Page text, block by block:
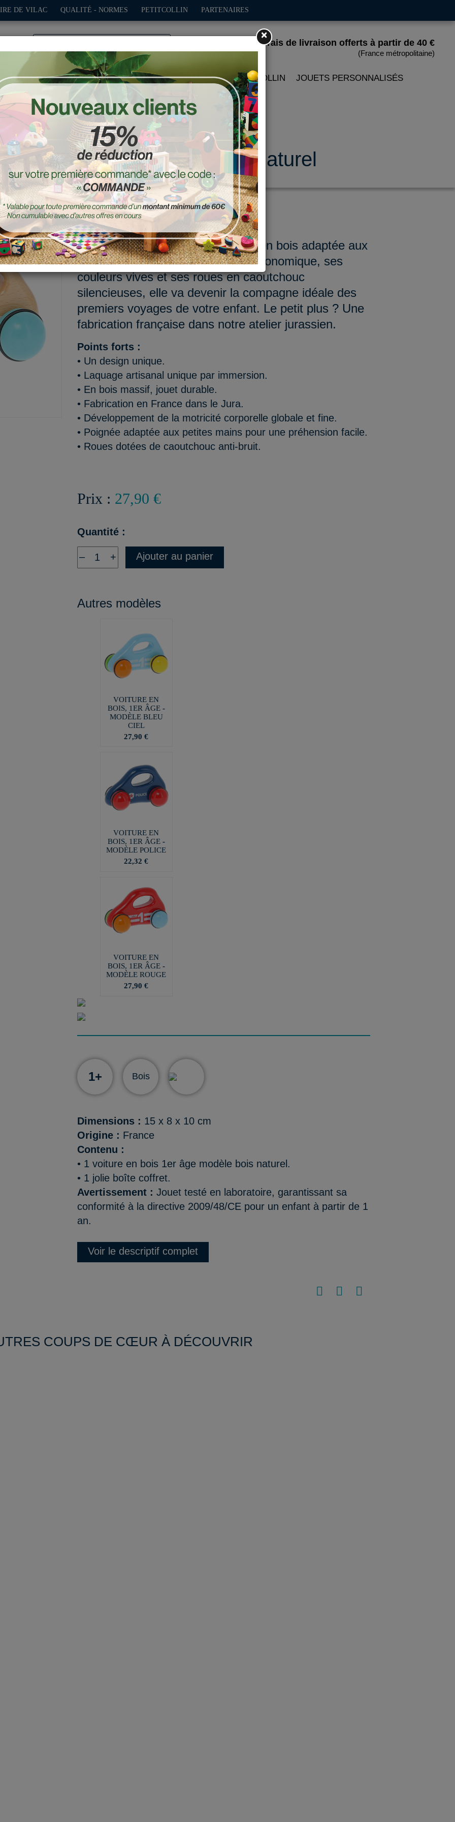
Frais de livraison offerts à partir de 40 €
(France métropolitaine)
DE VILAC QUALITÉ - NORMES PETITCOLLIN PARTENAIRES
PLEIN AIR JEUX DÉCO-CADEAUX POUPÉES PETITCOLLIN JOUETS PERSONNALISÉS
bois, 1er âge - Modèle bois naturel
Réf. : 2296S
Découvrez notre première voiture en bois adaptée aux
petites mains. Avec sa poignée ergonomique, ses
couleurs vives et ses roues en caoutchouc
silencieuses, elle va devenir la compagne idéale des
premiers voyages de votre enfant. Le petit plus ? Une
fabrication française dans notre atelier jurassien.
Points forts :
• Un design unique.
• Laquage artisanal unique par immersion.
• En bois massif, jouet durable.
• Fabrication en France dans le Jura.
• Développement de la motricité corporelle globale et fine.
• Poignée adaptée aux petites mains pour une préhension facile.
• Roues dotées de caoutchouc anti-bruit.
Prix : 27,90 €
Quantité :
– + Ajouter au panier
Autres modèles
VOITURE EN
BOIS, 1ER ÂGE -
MODÈLE BLEU
CIEL
27,90 €
VOITURE EN
BOIS, 1ER ÂGE -
MODÈLE POLICE
22,32 €
VOITURE EN
BOIS, 1ER ÂGE -
MODÈLE ROUGE
27,90 €
1+ Bois
Dimensions : 15 x 8 x 10 cm
Origine : France
Contenu :
• 1 voiture en bois 1er âge modèle bois naturel.
• 1 jolie boîte coffret.
Avertissement :Jouet testé en laboratoire, garantissant sa
conformité à la directive 2009/48/CE pour un enfant à partir de 1
an.
Voir le descriptif complet
COUPS DE CŒUR À DÉCOUVRIR
×